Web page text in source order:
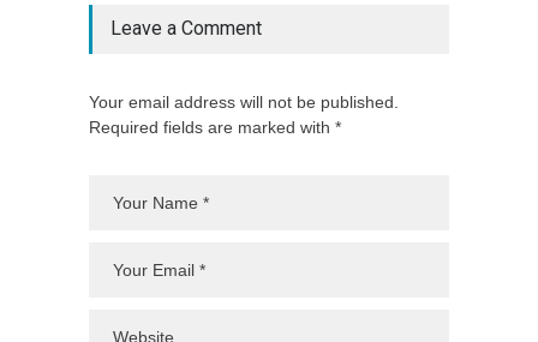
Leave a Comment
Your email address will not be published.
Required fields are marked with *